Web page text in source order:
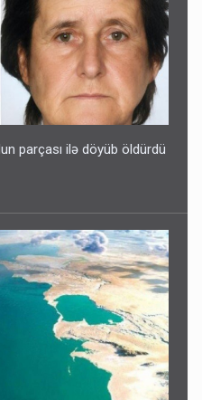
parçası ilə döyüb öldürdü